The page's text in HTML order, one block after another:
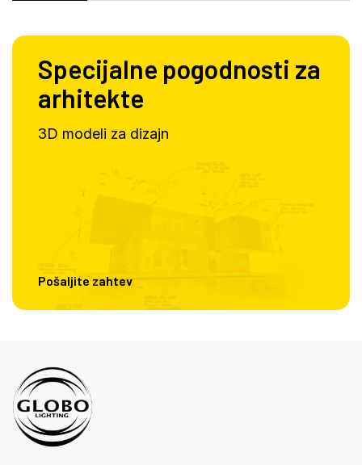
Specijalne pogodnosti za
arhitekte
3D modeli za dizajn
Pošaljite zahtev